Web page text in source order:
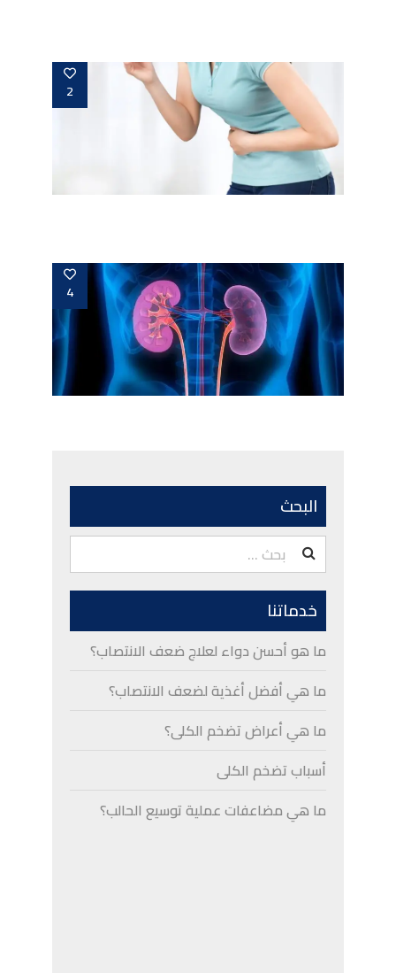
2
4
البحث
البحث
خدماتنا
ما هو أحسن دواء لعلاج ضعف الانتصاب؟
ما هي أفضل أغذية لضعف الانتصاب؟
ما هي أعراض تضخم الكلى؟
أسباب تضخم الكلى
ما هي مضاعفات عملية توسيع الحالب؟